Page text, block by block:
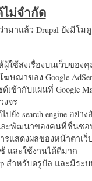
ม่จำกัด
มาแล้ว Drupal ยังมีโม
ช้ส่งเรื่องบนเว็บของคุ
ษณาของ Google
ข้ากับแผนที่ Google
งจร
ยัง search engine อย่
ะพัฒนาของคนที่ชื่นชอ
แสดงผลของหน้าตาเว็
และใช้งานได้ดีมาก
สำหรับดรูปัล และมีระบ